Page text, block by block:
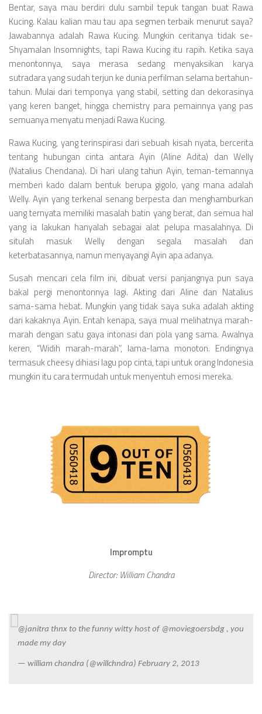
Bentar, saya mau berdiri dulu sambil tepuk tangan buat Rawa
Kucing. Kalau kalian mau tau apa segmen terbaik menurut saya?
Jawabannya adalah Rawa Kucing. Mungkin ceritanya tidak se-
Shyamalan Insomnights, tapi Rawa Kucing itu rapih. Ketika saya
menontonnya, saya merasa sedang menyaksikan karya
sutradara yang sudah terjun ke dunia perfilman selama bertahun-
tahun. Mulai dari temponya yang stabil, setting dan dekorasinya
yang keren banget, hingga chemistry para pemainnya yang pas
semuanya menyatu menjadi Rawa Kucing.
Rawa Kucing, yang terinspirasi dari sebuah kisah nyata, bercerita
tentang hubungan cinta antara Ayin (Aline Adita) dan Welly
(Natalius Chendana). Di hari ulang tahun Ayin, teman-temannya
memberi kado dalam bentuk berupa gigolo, yang mana adalah
Welly. Ayin yang terkenal senang berpesta dan menghamburkan
uang ternyata memiliki masalah batin yang berat, dan semua hal
yang ia lakukan hanyalah sebagai alat pelupa masalahnya. Di
situlah masuk Welly dengan segala masalah dan
keterbatasannya, namun menyayangi Ayin apa adanya.
Susah mencari cela film ini, dibuat versi panjangnya pun saya
bakal pergi menontonnya lagi. Akting dari Aline dan Natalius
sama-sama hebat. Mungkin yang tidak saya suka adalah akting
dari kakaknya Ayin. Entah kenapa, saya mual melihatnya marah-
marah dengan satu gaya intonasi dan pola yang sama. Awalnya
keren, “Widih marah-marah”, lama-lama monoton. Endingnya
termasuk cheesy dihiasi lagu pop cinta, tapi untuk orang Indonesia
mungkin itu cara termudah untuk menyentuh emosi mereka.
Impromptu
Director: William Chandra
@janitra thnx to the funny witty host of @moviegoersbdg , you
made my day
— william chandra (@willchndra) February 2, 2013